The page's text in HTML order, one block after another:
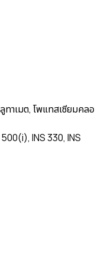
าเมต, โพแทสเซียมคลอ
INS 330, INS